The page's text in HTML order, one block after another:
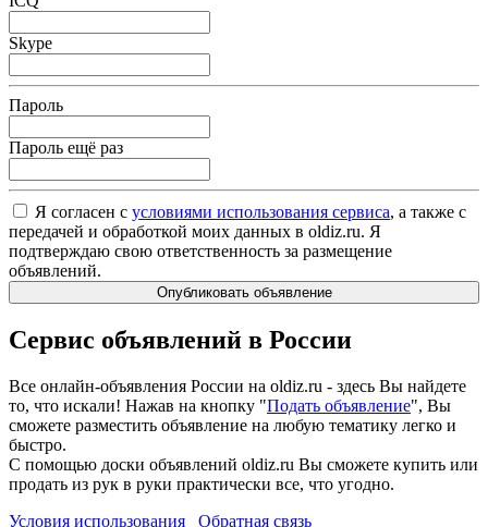
Skype
Пароль
Пароль ещё раз
Я согласен с условиями использования сервиса, а также с
передачей и обработкой моих данных в oldiz.ru. Я
подтверждаю свою ответственность за размещение
объявлений.
Опубликовать объявление
Сервис объявлений в России
Все онлайн-объявления России на oldiz.ru - здесь Вы найдете
то, что искали! Нажав на кнопку "Подать объявление", Вы
сможете разместить объявление на любую тематику легко и
быстро.
С помощью доски объявлений oldiz.ru Вы сможете купить или
продать из рук в руки практически все, что угодно.
Условия использования
Обратная связь